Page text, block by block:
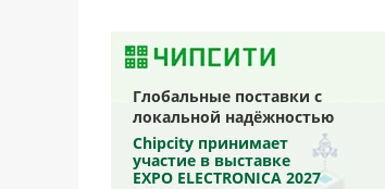
Глобальные поставки с
локальной надёжностью
Chipcity принимает
участие в выставке
EXPO ELECTRONICA 2027